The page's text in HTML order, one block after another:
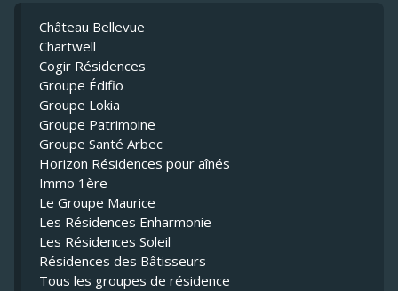
Château Bellevue
Chartwell
Cogir Résidences
Groupe Édifio
Groupe Lokia
Groupe Patrimoine
Groupe Santé Arbec
Horizon Résidences pour aînés
Immo 1ère
Le Groupe Maurice
Les Résidences Enharmonie
Les Résidences Soleil
Résidences des Bâtisseurs
Tous les groupes de résidence